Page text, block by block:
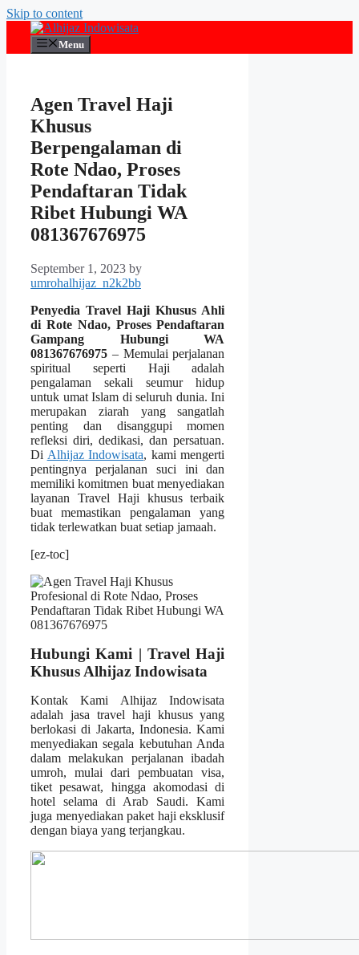
Skip to content
Menu
Agen Travel Haji
Khusus
Berpengalaman di
Rote Ndao, Proses
Pendaftaran Tidak
Ribet Hubungi WA
081367676975
September 1, 2023 by
umrohalhijaz_n2k2bb
Penyedia Travel Haji Khusus Ahli
di Rote Ndao, Proses Pendaftaran
Gampang Hubungi WA
081367676975 – Memulai perjalanan
spiritual seperti Haji adalah
pengalaman sekali seumur hidup
untuk umat Islam di seluruh dunia. Ini
merupakan ziarah yang sangatlah
penting dan disanggupi momen
refleksi diri, dedikasi, dan persatuan.
Di Alhijaz Indowisata, kami mengerti
pentingnya perjalanan suci ini dan
memiliki komitmen buat menyediakan
layanan Travel Haji khusus terbaik
buat memastikan pengalaman yang
tidak terlewatkan buat setiap jamaah.
[ez-toc]
Hubungi Kami | Travel Haji
Khusus Alhijaz Indowisata
Kontak Kami Alhijaz Indowisata
adalah jasa travel haji khusus yang
berlokasi di Jakarta, Indonesia. Kami
menyediakan segala kebutuhan Anda
dalam melakukan perjalanan ibadah
umroh, mulai dari pembuatan visa,
tiket pesawat, hingga akomodasi di
hotel selama di Arab Saudi. Kami
juga menyediakan paket haji eksklusif
dengan biaya yang terjangkau.